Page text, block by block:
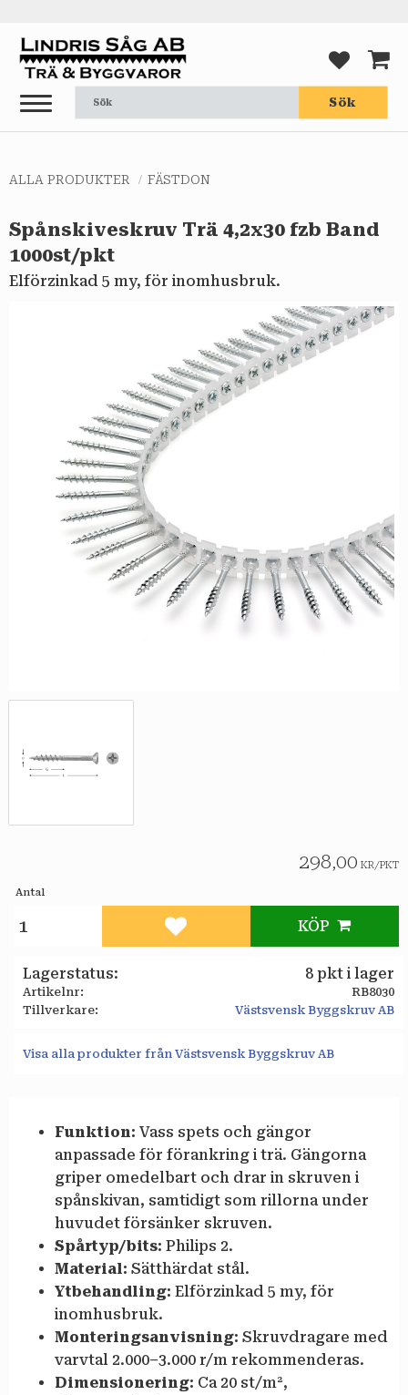
Meny
Sök
ALLA PRODUKTER FÄSTDON
Spånskiveskruv Trä 4,2x30 fzb Band
1000st/pkt
Elförzinkad 5 my, för inomhusbruk.
298,00 KR/PKT
Antal
KÖP
Lägg till i favoriter
Lagerstatus 8 pkt i lager
Artikelnr
RB8030
Tillverkare
Västsvensk Byggskruv AB
Visa alla produkter från Västsvensk Byggskruv AB
Funktion: Vass spets och gängor
anpassade för förankring i trä. Gängorna
griper omedelbart och drar in skruven i
spånskivan, samtidigt som rillorna under
huvudet försänker skruven.
Spårtyp/bits: Philips 2.
Material: Sätthärdat stål.
Ytbehandling: Elförzinkad 5 my, för
inomhusbruk.
Monteringsanvisning: Skruvdragare med
varvtal 2.000–3.000 r/m rekommenderas.
Dimensionering: Ca 20 st/m²,